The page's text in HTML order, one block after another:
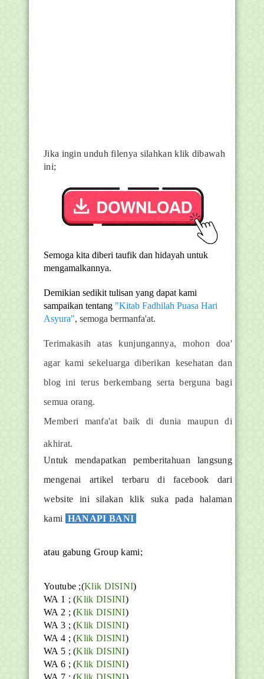
Jika ingin unduh filenya silahkan klik dibawah
ini;
Semoga kita diberi taufik dan hidayah untuk
mengamalkannya.
Demikian sedikit tulisan yang dapat kami
sampaikan tentang "Kitab Fadhilah Puasa Hari
Asyura", semoga bermanfa'at.
Terimakasih atas kunjungannya, mohon doa'
agar kami sekeluarga diberikan kesehatan dan
blog ini terus berkembang serta berguna bagi
semua orang.
Memberi manfa'at baik di dunia maupun di
akhirat.
Untuk mendapatkan pemberitahuan langsung
mengenai artikel terbaru di facebook dari
website ini silakan klik suka pada halaman
kami HANAPI BANI
atau gabung Group kami;
Youtube ;(Klik DISINI)
WA 1 ; (Klik DISINI)
WA 2 ; (Klik DISINI)
WA 3 ; (Klik DISINI)
WA 4 ; (Klik DISINI)
WA 5 ; (Klik DISINI)
WA 6 ; (Klik DISINI)
WA 7 ; (Klik DISINI)